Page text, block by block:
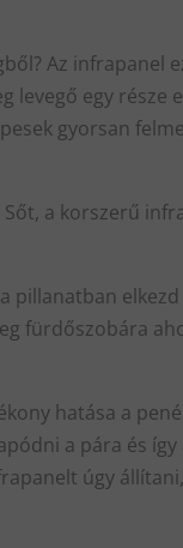
Az infrapanel
levegő egy része
gyorsan
a korszerű
fürdőszobára
hatása a
a pára és így
úgy